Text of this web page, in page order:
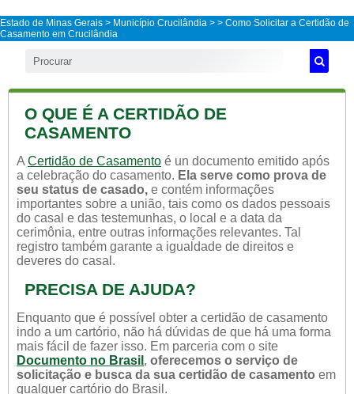
Estado de Minas Gerais > Município Crucilândia > > Como Solicitar a Certidão de
Casamento em Crucilândia
O QUE É A CERTIDÃO DE
CASAMENTO
A Certidão de Casamento é un documento emitido após
a celebração do casamento. Ela serve como prova de
seu status de casado, e contém informações
importantes sobre a união, tais como os dados pessoais
do casal e das testemunhas, o local e a data da
cerimônia, entre outras informações relevantes. Tal
registro também garante a igualdade de direitos e
deveres do casal.
PRECISA DE AJUDA?
Enquanto que é possível obter a certidão de casamento
indo a um cartório, não há dúvidas de que há uma forma
mais fácil de fazer isso. Em parceria com o site
Documento no Brasil , oferecemos o serviço de
solicitação e busca da sua certidão de casamento em
qualquer cartório do Brasil.